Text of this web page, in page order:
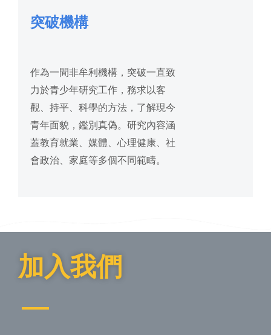
突破機構
作為一間非牟利機構，突破一直致
力於青少年研究工作，務求以客
觀、持平、科學的方法，了解現今
青年面貌，鑑別真偽。研究內容涵
蓋教育就業、媒體、心理健康、社
會政治、家庭等多個不同範疇。
加入我們